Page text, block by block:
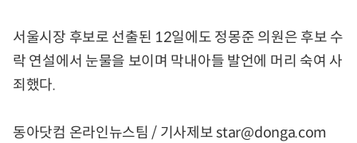
서울시장 후보로 선출된 12일에도 정몽준 의원은 후보 수
락 연설에서 눈물을 보이며 막내아들 발언에 머리 숙여 사
죄했다.
동아닷컴 온라인뉴스팀 / 기사제보 star@donga.com